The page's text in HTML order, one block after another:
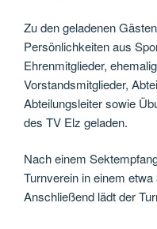
Zu den geladenen
Persönlichkeiten aus
Ehrenmitglieder,
Vorstandsmitglieder,
Abteilungsleiter sowie
des TV Elz geladen.
Nach einem
Turnverein in einem
Anschließend lädt der